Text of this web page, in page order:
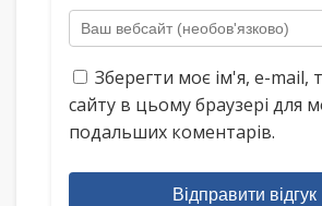
Зберегти моє ім'я, e-mail,
сайту в цьому браузері для
подальших коментарів.
Відправити відгук